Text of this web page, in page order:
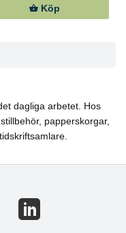
Köp
dagliga arbetet. Hos
papperskorgar,